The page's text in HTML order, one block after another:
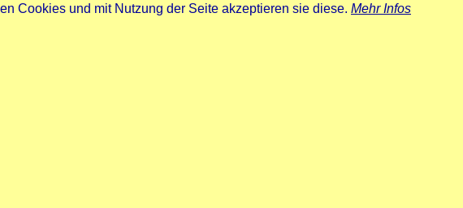
Cookies und mit Nutzung der Seite akzeptieren sie diese. Mehr Infos